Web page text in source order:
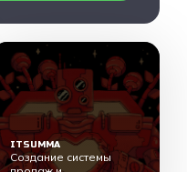
ITSUMMA
Создание системы